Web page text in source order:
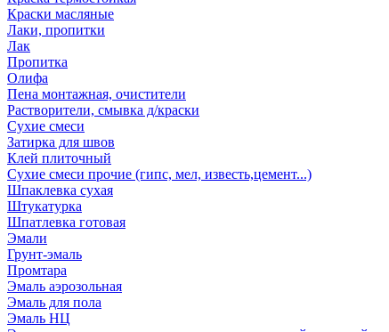
Краски масляные
Лаки, пропитки
Лак
Пропитка
Олифа
Пена монтажная, очистители
Растворители, смывка д/краски
Сухие смеси
Затирка для швов
Клей плиточный
Сухие смеси прочие (гипс, мел, известь,цемент...)
Шпаклевка сухая
Штукатурка
Шпатлевка готовая
Эмали
Грунт-эмаль
Промтара
Эмаль аэрозольная
Эмаль для пола
Эмаль НЦ